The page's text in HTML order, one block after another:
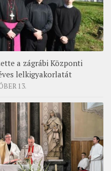
a zágrábi Központi
lelkigyakorlatát
13.